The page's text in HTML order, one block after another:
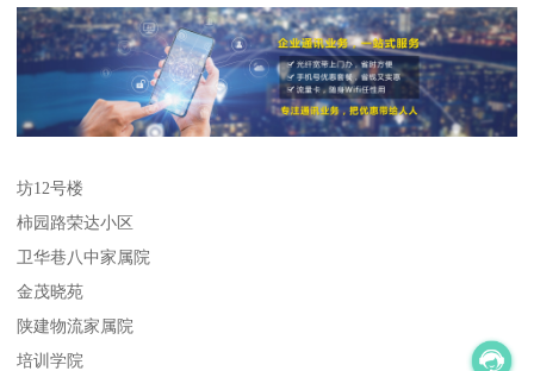
坊12号楼
柿园路荣达小区
卫华巷八中家属院
金茂晓苑
陕建物流家属院
培训学院